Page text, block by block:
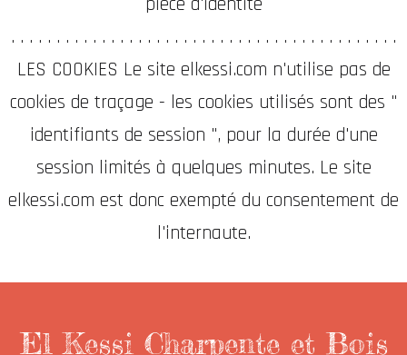
. . . . . . . . . . . . . . . . . . . . . . . . . . . . . . . . . . . . . . . . . . .
LES COOKIES Le site elkessi.com n'utilise pas de
cookies de traçage - les cookies utilisés sont des "
identifiants de session ", pour la durée d'une
session limités à quelques minutes. Le site
elkessi.com est donc exempté du consentement de
l'internaute.
El Kessi Charpente et Bois